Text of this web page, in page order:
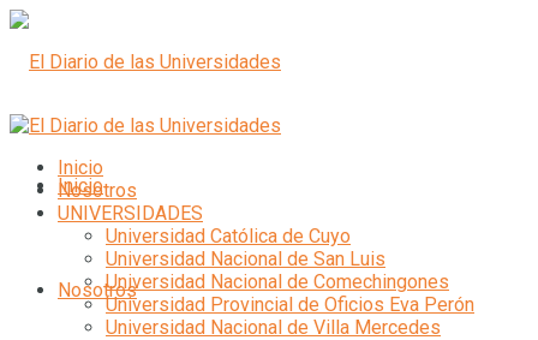
Inicio
Nosotros
Inicio
Nosotros
UNIVERSIDADES
Universidad Católica de Cuyo
Universidad Nacional de San Luis
Universidad Nacional de Comechingones
Universidad Provincial de Oficios Eva Perón
Universidad Nacional de Villa Mercedes